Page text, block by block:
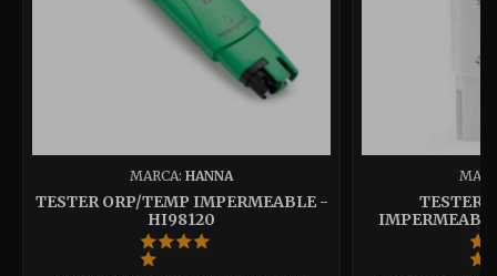
MARCA: HANNA
TESTER ORP/TEMP IMPERMEABLE -
HI98120
TESTER